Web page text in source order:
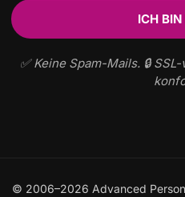
✅ Keine Spam-Mails. 🔒
© 2006–2026 Advanced